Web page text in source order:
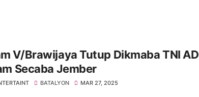
V/Brawijaya Tutup Dikmaba TNI AD
Secaba Jember
BATALYON MAR 27, 2025